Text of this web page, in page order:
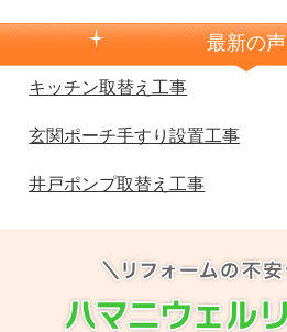
最新の声
キッチン取替え工事
玄関ポーチ手すり設置工事
井戸ポンプ取替え工事